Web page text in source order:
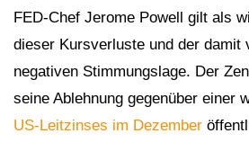
FED-Chef Jerome Powell gilt als
dieser Kursverluste und der damit
negativen Stimmungslage. Der
seine Ablehnung gegenüber einer
US-Leitzinses im Dezember